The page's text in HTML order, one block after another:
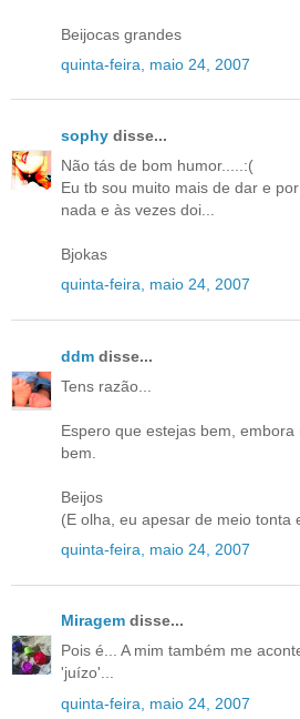
Beijocas grandes
quinta-feira, maio 24, 2007
sophy disse...
Não tás de bom humor.....:(
Eu tb sou muito mais de dar e
nada e às vezes doi...
Bjokas
quinta-feira, maio 24, 2007
ddm disse...
Tens razão...
Espero que estejas bem,
bem.
Beijos
(E olha, eu apesar de meio tonta
quinta-feira, maio 24, 2007
Miragem disse...
Pois é... A mim também me
'juízo'...
quinta-feira, maio 24, 2007